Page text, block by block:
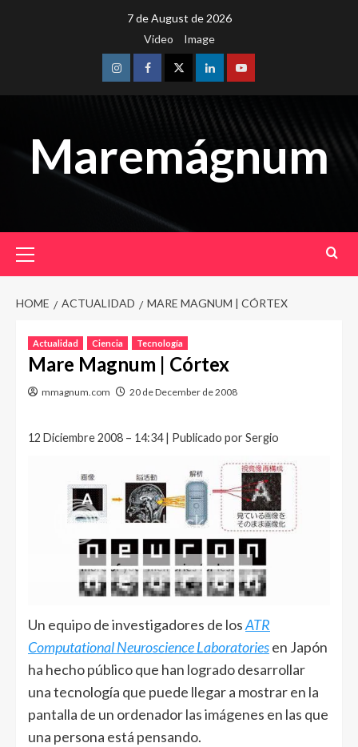
7 de August de 2026
Video
Image
InstagramFacebookTwitterLinkedinYoutube
Maremágnum
Menu
HOME ACTUALIDAD MARE MAGNUM | CÓRTEX
Actualidad Ciencia Tecnología
Mare Magnum | Córtex
mmagnum.com 20 de December de 2008
12 Diciembre 2008 – 14:34 | Publicado por Sergio
Un equipo de investigadores de losATR
Computational Neuroscience Laboratoriesen Japón
ha hecho público que han logrado desarrollar
una tecnología que puede llegar a mostrar en la
pantalla de un ordenador las imágenes en las que
una persona está pensando.